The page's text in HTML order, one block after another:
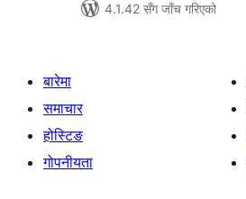
4.1.42 सँग जाँच गरिएको
बारेमा
समाचार
होस्टिङ
गोपनीयता